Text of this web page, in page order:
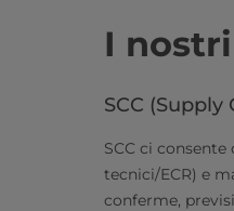
I
SCC
SCC ci
tecnici/ECR) e
conferme,